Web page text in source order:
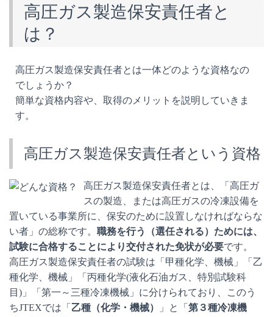
高圧ガス製造保安責任者と
は？
高圧ガス製造保安責任者とは一体どのような資格なの
でしょうか？
簡単な資格内容や、取得のメリットを説明していきま
す。
高圧ガス製造保安責任者という資格
高圧ガス製造保安責任者とは、「高圧ガ
スの製造、または高圧ガスの冷凍設備を
置いている事業所に、保安のために設置しなければならな
い者」の総称です。 職務を行う（選任される）ためには、
試験に合格することにより交付された免状が必要です。
高圧ガス製造保安責任者の試験は「甲種化学、機械」「乙
種化学、機械」「丙種化学(液化石油ガス、特別試験科
目)」「第一～三種冷凍機械」に分けられており、このう
ちJTEXでは「 乙種（化学・機械） 」と「 第３種冷凍機